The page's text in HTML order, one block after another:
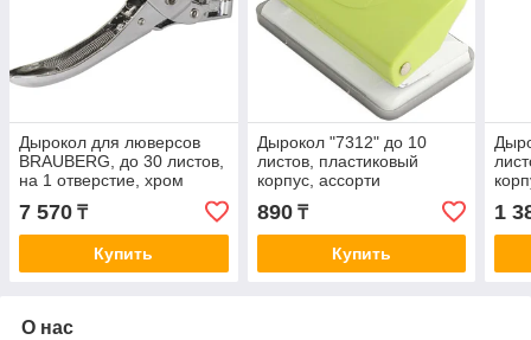
Дырокол для люверсов
BRAUBERG, до 30 листов,
на 1 отверстие, хром
7 570 ₸
Купить
Дырокол "7312" до 10
листов, пластиковый
корпус, ассорти
890₸
Купить
1
О нас